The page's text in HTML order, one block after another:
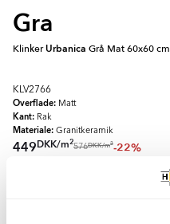
Gra
KlinkerUrbanica Grå Mat 60x60 cm
KLV2766
Overflade: Matt
Kant: Rak
Materiale: Granitkeramik
449DKK/m2
576DKK/m2-22%